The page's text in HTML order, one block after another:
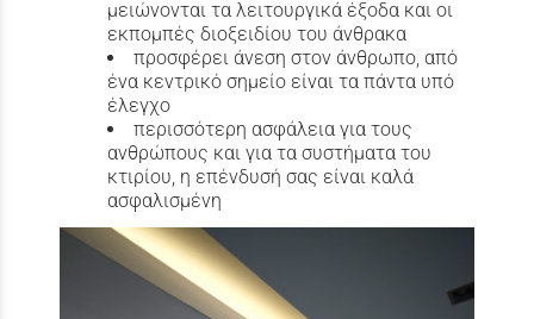
μειώνονται τα λειτουργικά έξοδα και οι
εκπομπές διοξειδίου του άνθρακα
προσφέρει άνεση στον άνθρωπο, από
ένα κεντρικό σημείο είναι τα πάντα υπό
έλεγχο
περισσότερη ασφάλεια για τους
ανθρώπους και για τα συστήματα του
κτιρίου, η επένδυσή σας είναι καλά
ασφαλισμένη